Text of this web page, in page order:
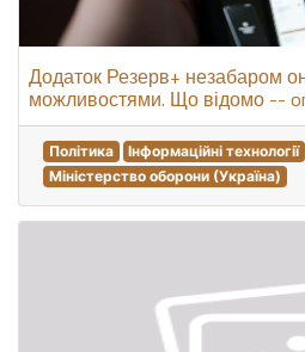
Додаток Резерв+ незабаром
можливостями. Що відомо --
Політика
Інформаційні технології
Міністерство оборони (Україна)